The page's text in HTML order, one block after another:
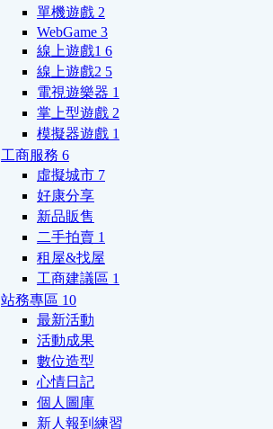
單機遊戲 2
WebGame 3
線上遊戲1 6
線上遊戲2 5
電視遊樂器 1
掌上型遊戲 2
模擬器遊戲 1
工商服務 6
虛擬城市 7
好康分享
新品販售
二手拍賣 1
租屋&找屋
工商建議區 1
站務專區 10
最新活動
活動成果
數位造型
心情日記
個人圖庫
新人報到練習